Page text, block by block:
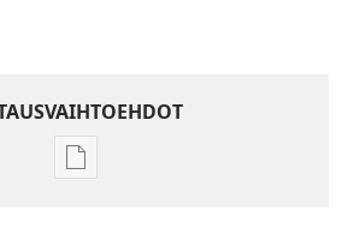
Julkaisujen